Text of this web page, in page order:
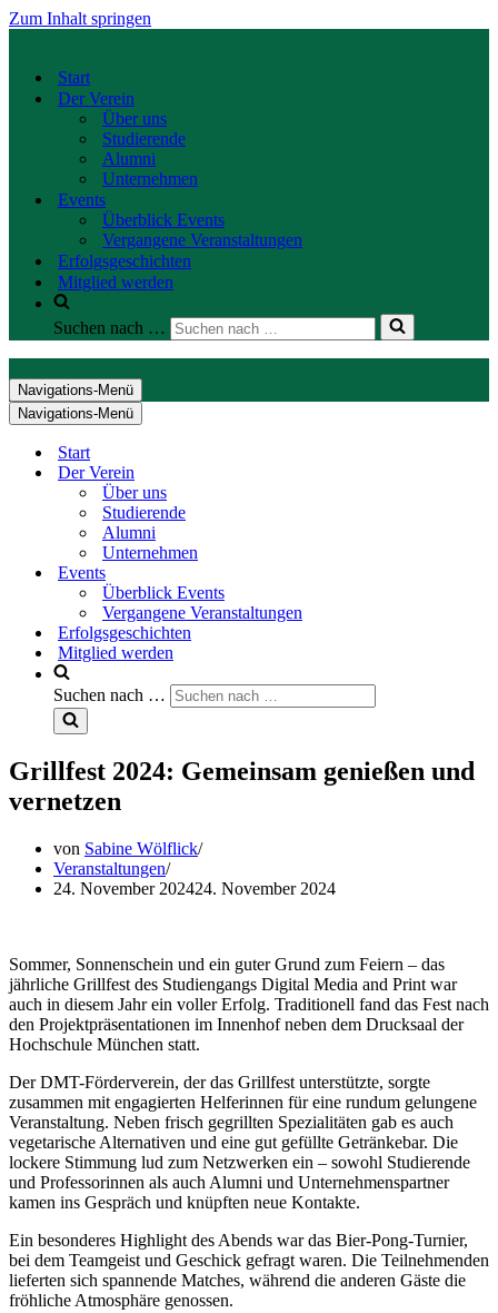
Zum Inhalt springen
Start
Der Verein
Über uns
Studierende
Alumni
Unternehmen
Events
Überblick Events
Vergangene Veranstaltungen
Erfolgsgeschichten
Mitglied werden
Suchen nach …
Navigations-Menü
Navigations-Menü
Start
Der Verein
Über uns
Studierende
Alumni
Unternehmen
Events
Überblick Events
Vergangene Veranstaltungen
Erfolgsgeschichten
Mitglied werden
Suchen nach …
Grillfest 2024: Gemeinsam genießen und
vernetzen
von Sabine Wölflick
Veranstaltungen
24. November 202424. November 2024
Sommer, Sonnenschein und ein guter Grund zum Feiern – das
jährliche Grillfest des Studiengangs Digital Media and Print war
auch in diesem Jahr ein voller Erfolg. Traditionell fand das Fest nach
den Projektpräsentationen im Innenhof neben dem Drucksaal der
Hochschule München statt.
Der DMT-Förderverein, der das Grillfest unterstützte, sorgte
zusammen mit engagierten Helferinnen für eine rundum gelungene
Veranstaltung. Neben frisch gegrillten Spezialitäten gab es auch
vegetarische Alternativen und eine gut gefüllte Getränkebar. Die
lockere Stimmung lud zum Netzwerken ein – sowohl Studierende
und Professorinnen als auch Alumni und Unternehmenspartner
kamen ins Gespräch und knüpften neue Kontakte.
Ein besonderes Highlight des Abends war das Bier-Pong-Turnier,
bei dem Teamgeist und Geschick gefragt waren. Die Teilnehmenden
lieferten sich spannende Matches, während die anderen Gäste die
fröhliche Atmosphäre genossen.